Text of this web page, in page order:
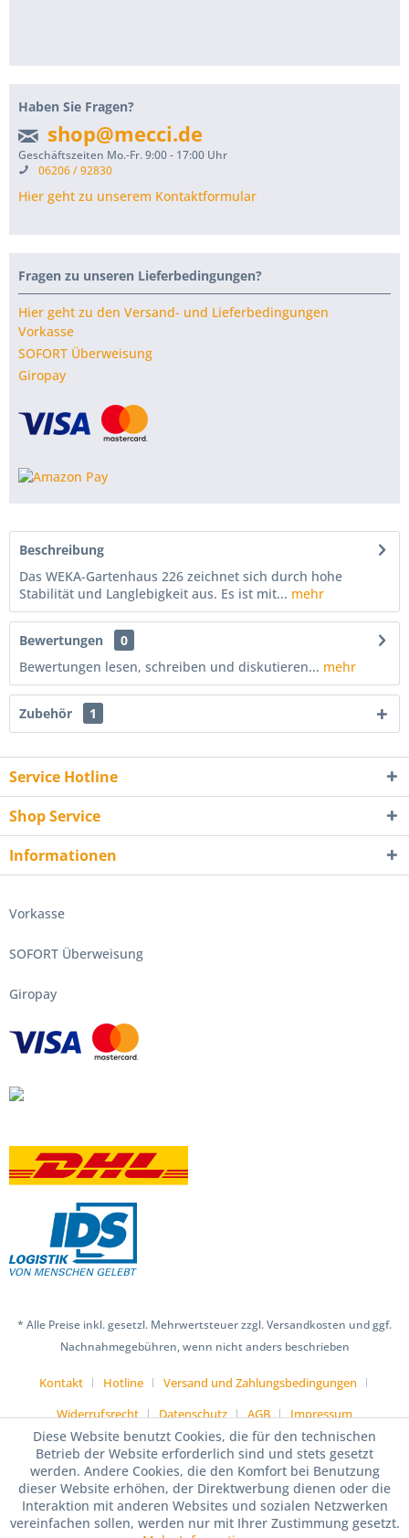
Haben Sie Fragen?
shop@mecci.de
Geschäftszeiten Mo.-Fr. 9:00 - 17:00 Uhr
06206 / 92830
Hier geht zu unserem Kontaktformular
Fragen zu unseren Lieferbedingungen?
Hier geht zu den Versand- und Lieferbedingungen
Vorkasse
SOFORT Überweisung
Giropay
Beschreibung
Das WEKA-Gartenhaus 226 zeichnet sich durch hohe
Stabilität und Langlebigkeit aus. Es ist mit... mehr
Bewertungen
0
Bewertungen lesen, schreiben und diskutieren... mehr
Zubehör 1
Service Hotline
Shop Service
Informationen
Vorkasse
SOFORT Überweisung
Giropay
* Alle Preise inkl. gesetzl. Mehrwertsteuer zzgl. Versandkosten und ggf.
Nachnahmegebühren, wenn nicht anders beschrieben
Kontakt Hotline
Versand und Zahlungsbedingungen
Widerrufsrecht
Datenschutz AGB Impressum
Diese Website benutzt Cookies, die für den technischen
Betrieb der Website erforderlich sind und stets gesetzt
werden. Andere Cookies, die den Komfort bei Benutzung
dieser Website erhöhen, der Direktwerbung dienen oder die
Interaktion mit anderen Websites und sozialen Netzwerken
vereinfachen sollen, werden nur mit Ihrer Zustimmung gesetzt.